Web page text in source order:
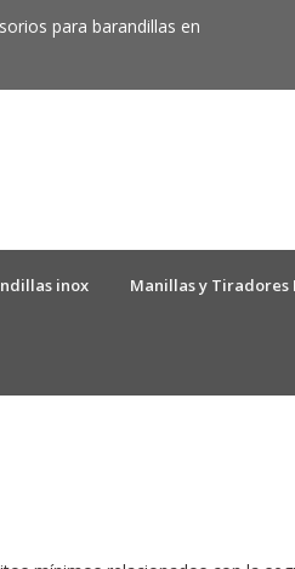
para barandillas en
inox Manillas y Tiradores